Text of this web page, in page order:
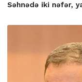
Səhnədə iki nəfər,